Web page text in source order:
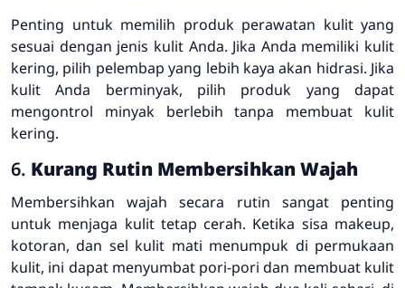
Penting untuk memilih produk perawatan kulit yang
sesuai dengan jenis kulit Anda. Jika Anda memiliki kulit
kering, pilih pelembap yang lebih kaya akan hidrasi. Jika
kulit Anda berminyak, pilih produk yang dapat
mengontrol minyak berlebih tanpa membuat kulit
kering.
6. Kurang Rutin Membersihkan Wajah
Membersihkan wajah secara rutin sangat penting
untuk menjaga kulit tetap cerah. Ketika sisa makeup,
kotoran, dan sel kulit mati menumpuk di permukaan
kulit, ini dapat menyumbat pori-pori dan membuat kulit